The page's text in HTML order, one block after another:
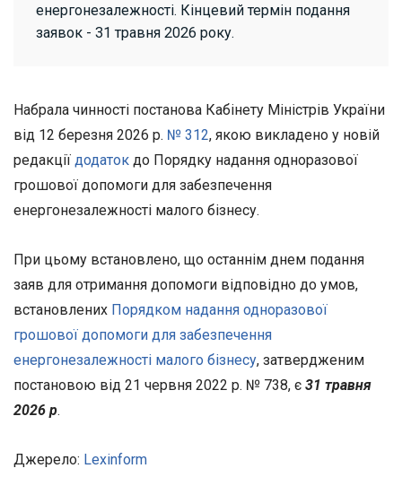
енергонезалежності. Кінцевий термін подання
заявок - 31 травня 2026 року.
Набрала чинності постанова Кабінету Міністрів України
від 12 березня 2026 р. № 312, якою викладено у новій
редакції додаток до Порядку надання одноразової
грошової допомоги для забезпечення
енергонезалежності малого бізнесу.
При цьому встановлено, що останнім днем подання
заяв для отримання допомоги відповідно до умов,
встановлених Порядком надання одноразової
грошової допомоги для забезпечення
енергонезалежності малого бізнесу, затвердженим
постановою від 21 червня 2022 р. № 738, є 31 травня
2026 р.
Джерело: Lexinform